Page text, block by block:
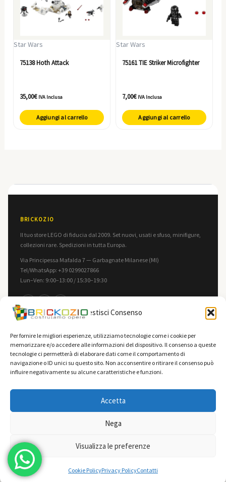
Gestisci Consenso
Per fornire le migliori esperienze, utilizziamo tecnologie come i cookie per
memorizzare e/o accedere alle informazioni del dispositivo. Il consenso a queste
tecnologie ci permetterà di elaborare dati come il comportamento di
navigazione o ID unici su questo sito. Non acconsentire o ritirare il consenso può
influire negativamente su alcune caratteristiche e funzioni.
Accetta
Nega
Visualizza le preferenze
Cookie PolicyPrivacy PolicyContatti
Star Wars
75138 Hoth Attack
35,00€ IVA Inclusa
Aggiungi al carrello
Star Wars
75161 TIE Striker Microfighter
7,00€ IVA Inclusa
Aggiungi al carrello
BRICKOZIO
Il tuo store LEGO di fiducia dal 2009. Set nuovi, usati e sfuso, minifigure,
collezioni rare. Spedizioni in tutta Europa.
Via Principessa Mafalda 7 — Garbagnate Milanese (MI)
Tel/WhatsApp: +39 0299027866
Lun–Ven: 9:00–13:00 / 15:30–19:30
INFORMAZIONI
Contatti
F.A.Q.
Spedizioni
LEGALE
Privacy Policy
Cookie Policy
Termini e Condizioni
Costruiamo opere dal 2009